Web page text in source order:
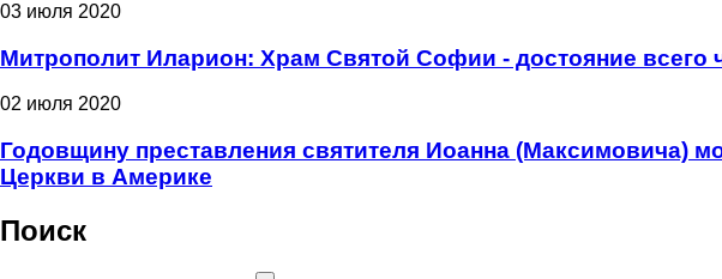
03 июля 2020
Митрополит Иларион: Храм Святой Софии - достояние всего
02 июля 2020
Годовщину преставления святителя Иоанна (Максимовича)
Церкви в Америке
Поиск